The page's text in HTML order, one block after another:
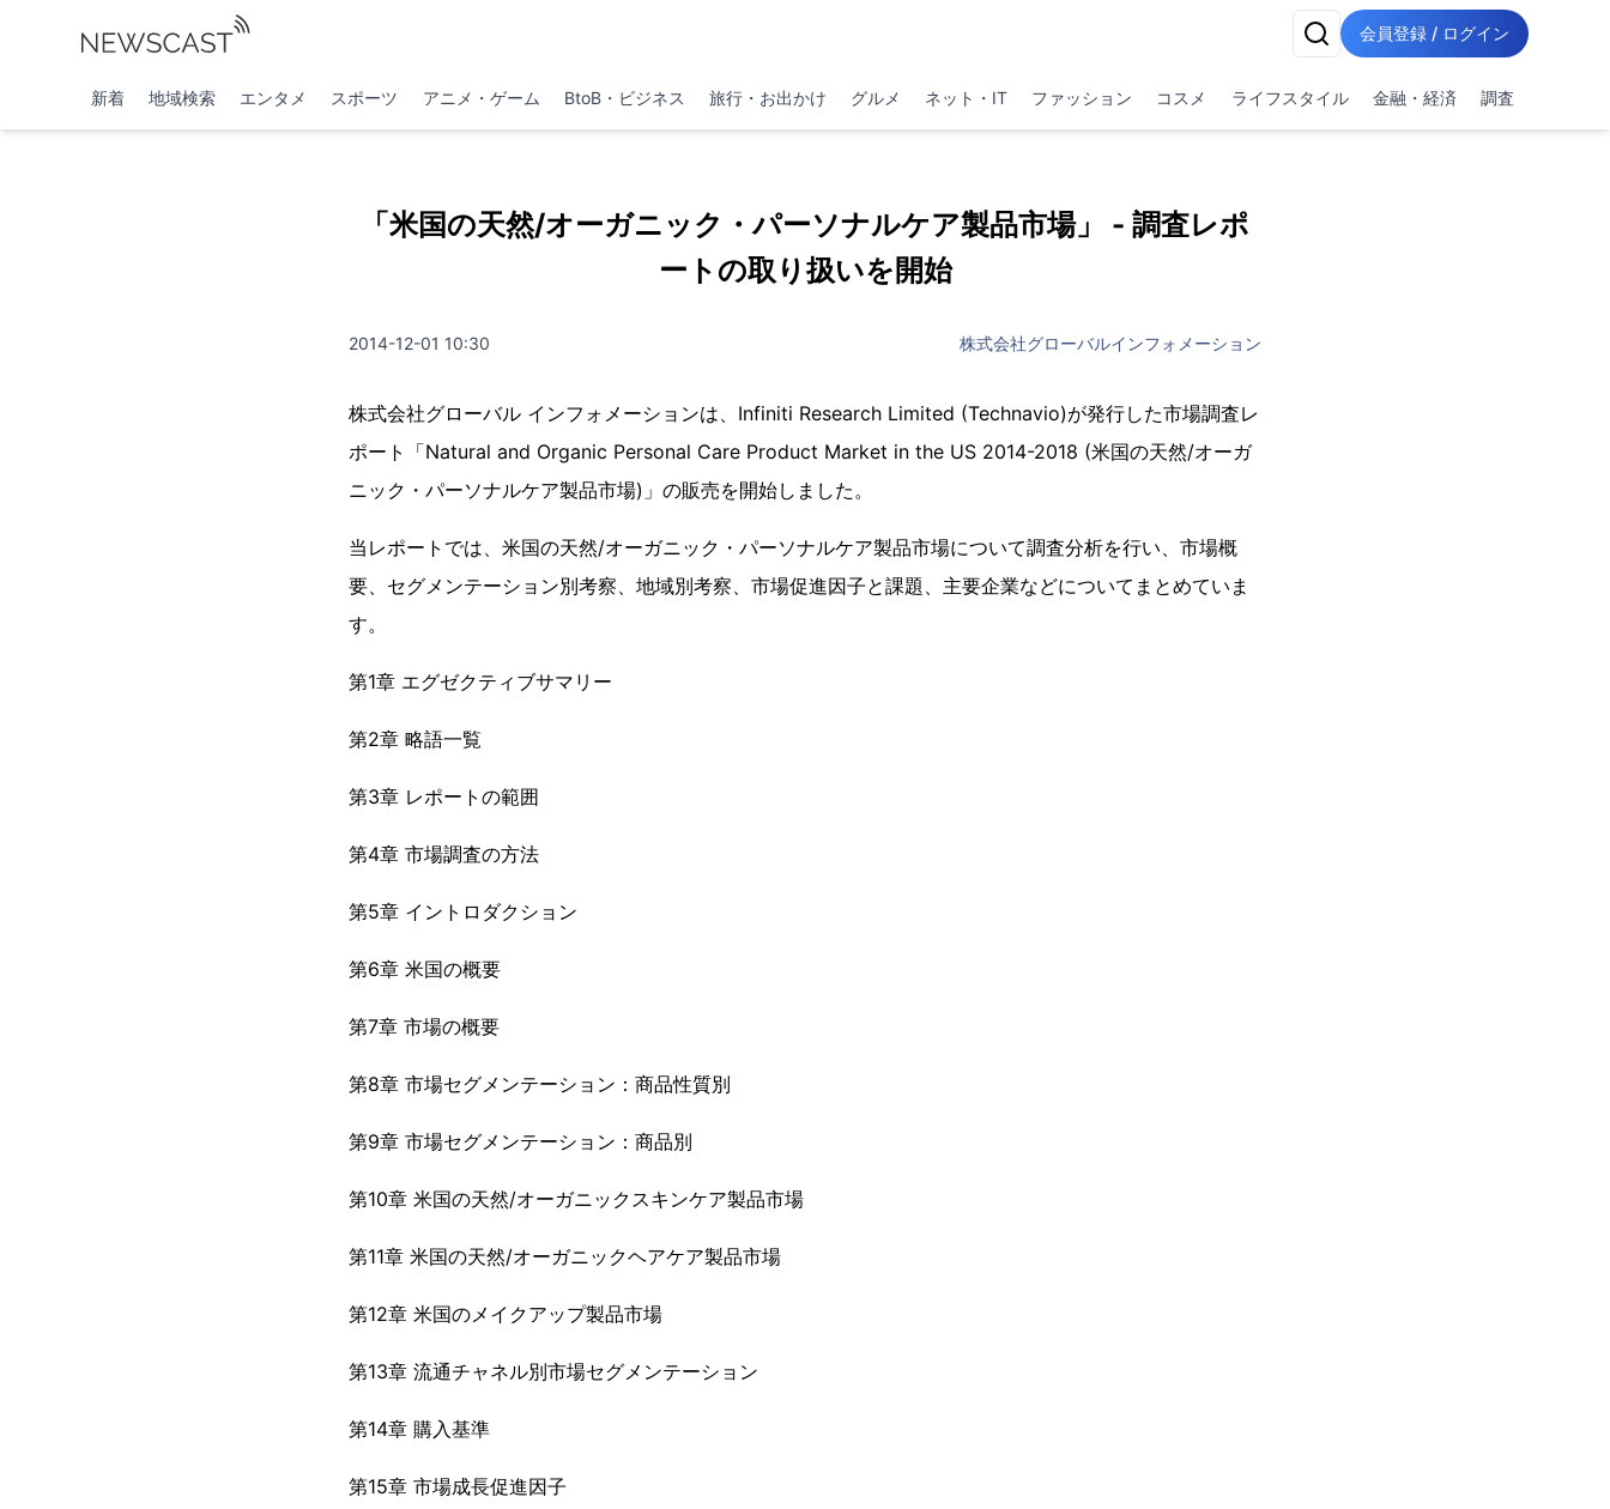
会員登録 / ログイン
新着 地域検索 エンタメ スポーツ アニメ・ゲーム BtoB・ビジネス 旅行・お出かけ グルメ ネット・IT ファッション コスメ ライフスタイル 金融・経済 調査
「米国の天然/オーガニック・パーソナルケア製品市場」 - 調査レポ
ートの取り扱いを開始
2014-12-01 10:30 株式会社グローバルインフォメーション
株式会社グローバル インフォメーションは、Infiniti Research Limited (Technavio)が発行した市場調査レ
ポート「Natural and Organic Personal Care Product Market in the US 2014-2018 (米国の天然/オーガ
ニック・パーソナルケア製品市場)」の販売を開始しました。
当レポートでは、米国の天然/オーガニック・パーソナルケア製品市場について調査分析を行い、市場概
要、セグメンテーション別考察、地域別考察、市場促進因子と課題、主要企業などについてまとめていま
す。
第1章 エグゼクティブサマリー
第2章 略語一覧
第3章 レポートの範囲
第4章 市場調査の方法
第5章 イントロダクション
第6章 米国の概要
第7章 市場の概要
第8章 市場セグメンテーション：商品性質別
第9章 市場セグメンテーション：商品別
第10章 米国の天然/オーガニックスキンケア製品市場
第11章 米国の天然/オーガニックヘアケア製品市場
第12章 米国のメイクアップ製品市場
第13章 流通チャネル別市場セグメンテーション
第14章 購入基準
第15章 市場成長促進因子